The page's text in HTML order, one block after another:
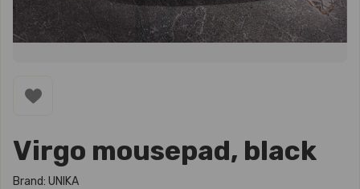
Virgo mousepad, black
Brand: UNIKA